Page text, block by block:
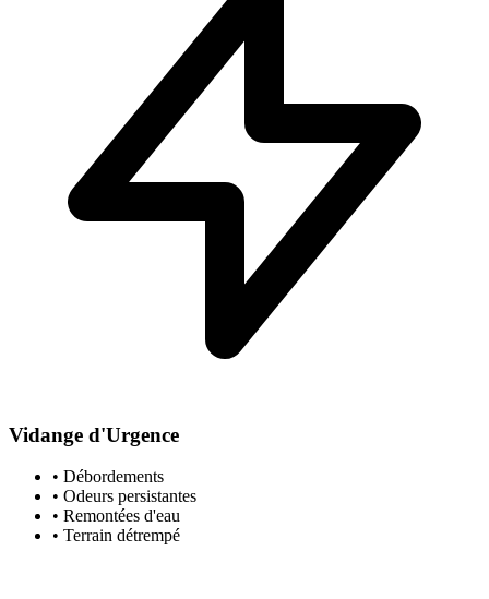
Vidange d'Urgence
• Débordements
• Odeurs persistantes
• Remontées d'eau
• Terrain détrempé